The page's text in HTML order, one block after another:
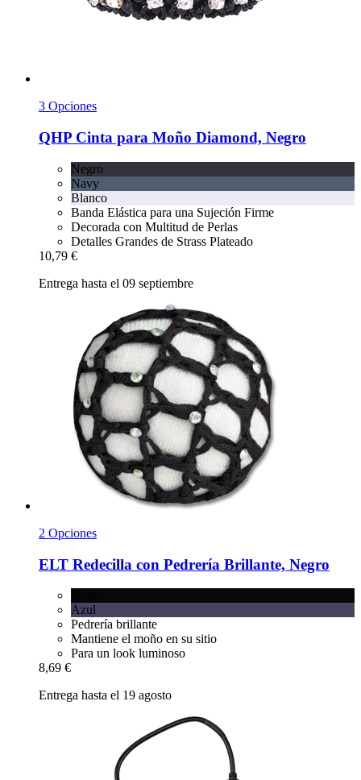
3 Opciones
QHP Cinta para Moño Diamond, Negro
Negro
Navy
Blanco
Banda Elástica para una Sujeción Firme
Decorada con Multitud de Perlas
Detalles Grandes de Strass Plateado
10,79 €
Entrega hasta el 09 septiembre
2 Opciones
ELT Redecilla con Pedrería Brillante, Negro
Azul
Pedrería brillante
Mantiene el moño en su sitio
Para un look luminoso
8,69 €
Entrega hasta el 19 agosto